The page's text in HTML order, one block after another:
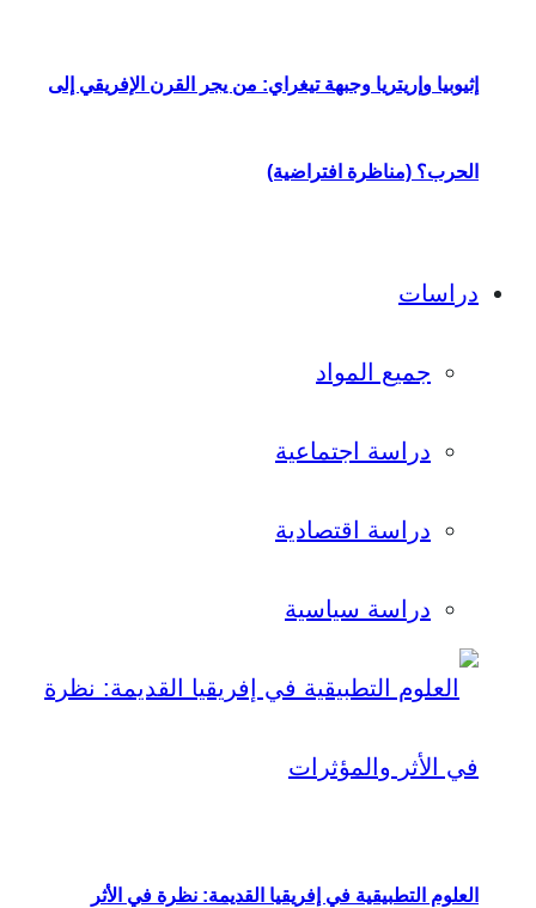
إثيوبيا وإريتريا وجبهة تيغراي: من يجر القرن الإفريقي إلى
الحرب؟ (مناظرة افتراضية)
دراسات
جميع المواد
دراسة اجتماعية
دراسة اقتصادية
دراسة سياسية
العلوم التطبيقية في إفريقيا القديمة: نظرة في الأثر